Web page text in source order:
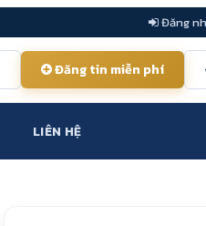
Đăng
Đăng tin miễn phí
LIÊN HỆ